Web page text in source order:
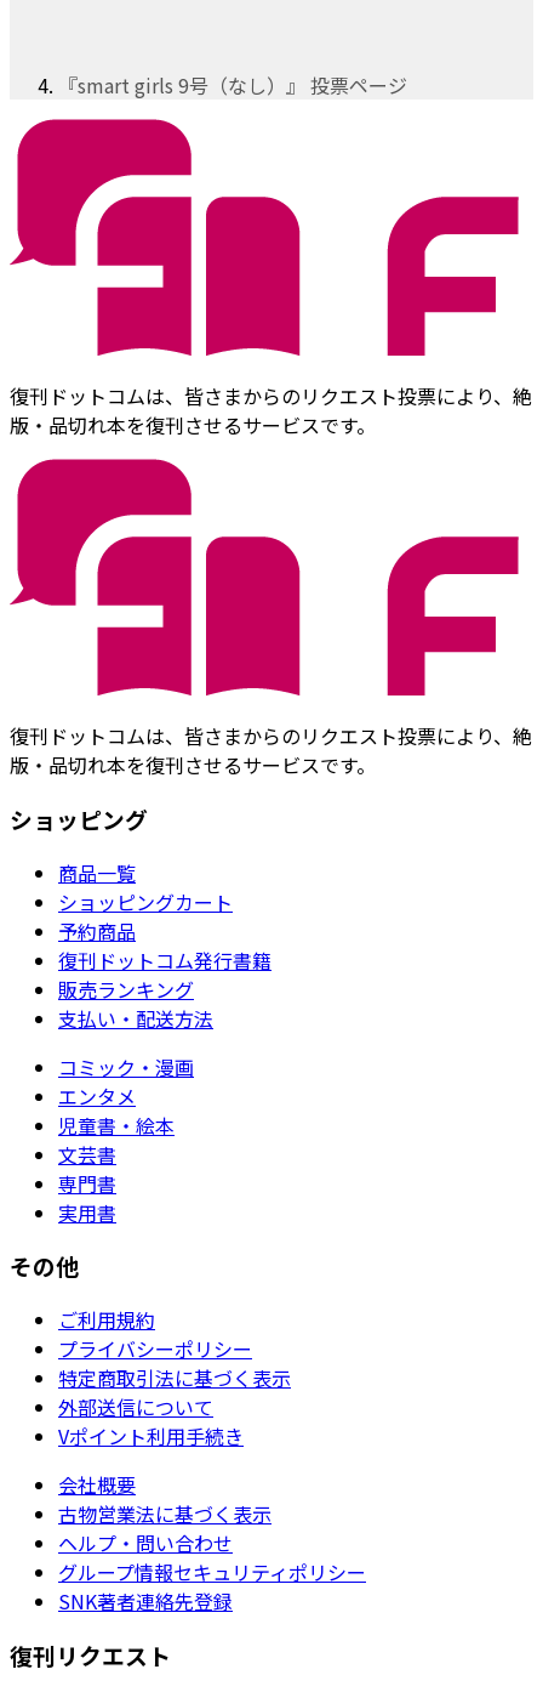
『smart girls 9号（なし）』 投票ページ
復刊ドットコムは、皆さまからのリクエスト投票により、絶
版・品切れ本を復刊させるサービスです。
復刊ドットコムは、皆さまからのリクエスト投票により、絶
版・品切れ本を復刊させるサービスです。
ショッピング
商品一覧
ショッピングカート
予約商品
復刊ドットコム発行書籍
販売ランキング
支払い・配送方法
コミック・漫画
エンタメ
児童書・絵本
文芸書
専門書
実用書
その他
ご利用規約
プライバシーポリシー
特定商取引法に基づく表示
外部送信について
Vポイント利用手続き
会社概要
古物営業法に基づく表示
ヘルプ・問い合わせ
グループ情報セキュリティポリシー
SNK著者連絡先登録
復刊リクエスト